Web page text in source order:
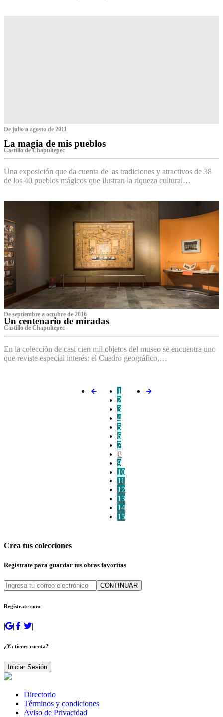
De julio a agosto de 2011
La magia de mis pueblos
Castillo de Chapultepec
Una exposición que da cuenta de las tradiciones y atractivos de 38
de los 40 pueblos mágicos que ilustran la riqueza cultural…
De septiembre a octubre de 2016
Un centenario de miradas
Castillo de Chapultepec
En la colección de casi cien mil objetos del museo se encuentra uno
que reviste especial interés: el Cuadro geográfico,…
1
2
3
4
5
6
7
8
9
10
11
12
13
14
15
Crea tus colecciones
Regístrate para guardar tus obras favoritas
CONTINUAR
Regístrate con:
| | | |
¿Ya tienes cuenta?
Iniciar Sesión
Directorio
Términos y condiciones
Aviso de Privacidad